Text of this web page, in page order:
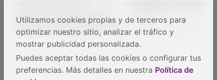
de los Duques de Medinaceli
Utilizamos cookies propias y de terceros para
optimizar nuestro sitio, analizar el tráfico y
mostrar publicidad personalizada.
Puedes aceptar todas las cookies o configurar tus
preferencias. Más detalles en nuestra Política de